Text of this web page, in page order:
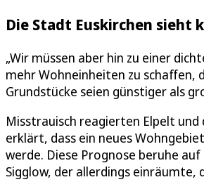
Die Stadt Euskirchen
„Wir müssen aber hin zu einer
mehr Wohneinheiten zu schaffen,
Grundstücke seien günstiger als
Misstrauisch reagierten Elpelt
erklärt, dass ein neues
werde. Diese Prognose beruhe
Sigglow, der allerdings einräumte,